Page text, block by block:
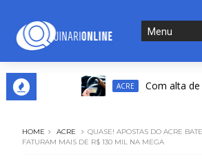
ACRE Com alta de
HOME ACRE
QUASE! APOSTAS DO ACRE
FATURAM MAIS DE R$ 130 MIL NA MEGA